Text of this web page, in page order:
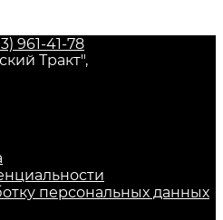
961-41-78
Тракт",
персональных данных